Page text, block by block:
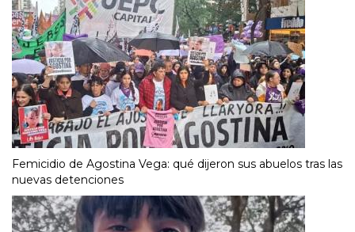
Femicidio de Agostina Vega: qué dijeron sus abuelos tras las
nuevas detenciones